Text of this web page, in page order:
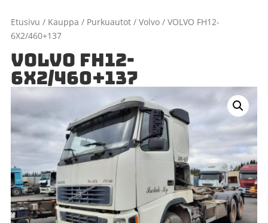
Etusivu / Kauppa / Purkuautot/ Volvo/ VOLVO FH12-
6X2/460+137
VOLVO FH12-
6X2/460+137